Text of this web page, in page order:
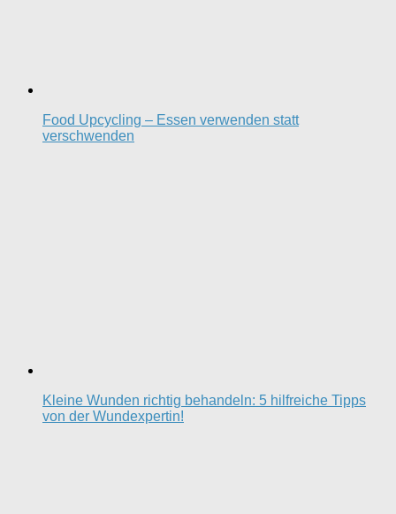
Food Upcycling – Essen verwenden statt
verschwenden
Kleine Wunden richtig behandeln: 5 hilfreiche Tipps
von der Wundexpertin!